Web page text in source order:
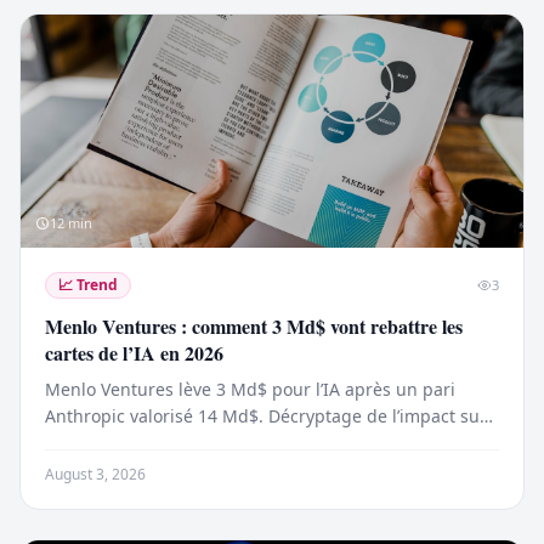
12 min
📈Trend 3
Menlo Ventures : comment 3 Md$ vont rebattre les
cartes de l’IA en 2026
Menlo Ventures lève 3 Md$ pour l’IA après un pari
Anthropic valorisé 14 Md$. Décryptage de l’impact sur
August 3, 2026